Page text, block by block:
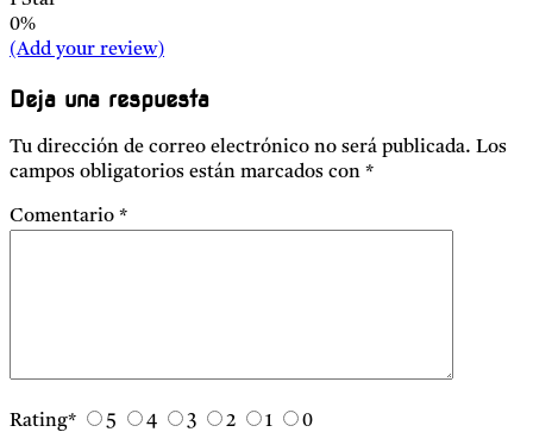
0%
(Add your review)
Deja una respuesta
Tu dirección de correo electrónico no será publicada. Los
campos obligatorios están marcados con *
Comentario *
Rating* 5 4 3 2 1 0